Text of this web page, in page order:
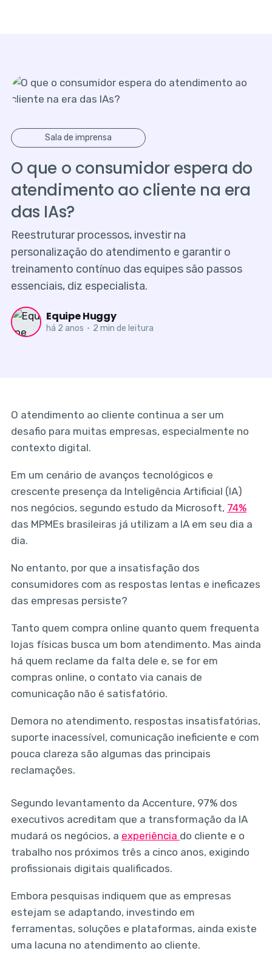
Sala de imprensa
O que o consumidor espera do
atendimento ao cliente na era
das IAs?
Reestruturar processos, investir na
personalização do atendimento e garantir o
treinamento contínuo das equipes são passos
essenciais, diz especialista.
Equipe Huggy
há 2 anos • 2 min de leitura
O atendimento ao cliente continua a ser um
desafio para muitas empresas, especialmente no
contexto digital.
Em um cenário de avanços tecnológicos e
crescente presença da Inteligência Artificial (IA)
nos negócios, segundo estudo da Microsoft, 74%
das MPMEs brasileiras já utilizam a IA em seu dia a
dia.
No entanto, por que a insatisfação dos
consumidores com as respostas lentas e ineficazes
das empresas persiste?
Tanto quem compra online quanto quem frequenta
lojas físicas busca um bom atendimento. Mas ainda
há quem reclame da falta dele e, se for em
compras online, o contato via canais de
comunicação não é satisfatório.
Demora no atendimento, respostas insatisfatórias,
suporte inacessível, comunicação ineficiente e com
pouca clareza são algumas das principais
reclamações.
Segundo levantamento da Accenture, 97% dos
executivos acreditam que a transformação da IA
mudará os negócios, a experiência do cliente e o
trabalho nos próximos três a cinco anos, exigindo
profissionais digitais qualificados.
Embora pesquisas indiquem que as empresas
estejam se adaptando, investindo em
ferramentas, soluções e plataformas, ainda existe
uma lacuna no atendimento ao cliente.